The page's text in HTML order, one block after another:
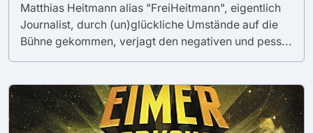
Matthias Heitmann alias "FreiHeitmann", eigentlich
Journalist, durch (un)glückliche Umstände auf die
Bühne gekommen, verjagt den negativen und pess...